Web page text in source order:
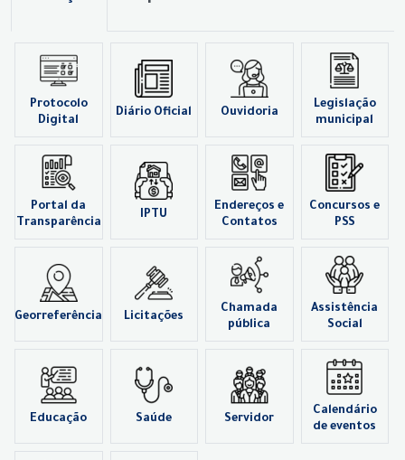
Protocolo
Digital
Diário Oficial Ouvidoria
Legislação
municipal
Portal da
Transparência
IPTU
Endereços e
Contatos
Concursos e
PSS
Georreferência Licitações
Chamada
pública
Assistência
Social
Educação Saúde Servidor
Calendário
de eventos